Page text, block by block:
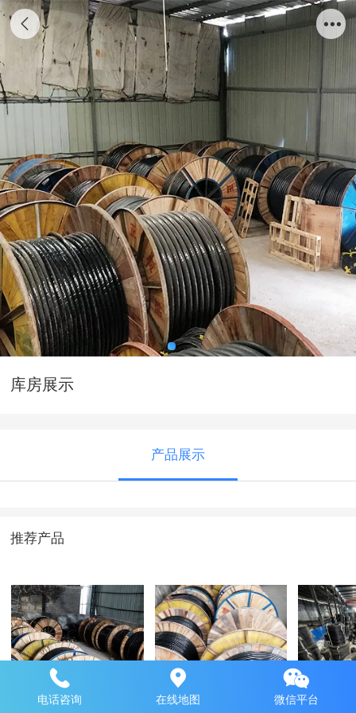
库房展示
产品展示
推荐产品
库房展示 库房展示 库房展
电话咨询 在线地图 微信平台